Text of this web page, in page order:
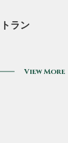
ラン
View More